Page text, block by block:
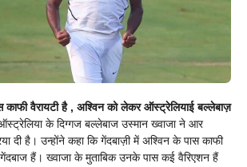
काफी वैरायटी है , अश्विन को लेकर ऑस्ट्रेलियाई बल्लेबाज़
के दिग्गज बल्लेबाज उस्मान ख्वाजा ने आर
दी है। उन्होंने कहा कि गेंदबाज़ी में अश्विन के पास काफी
हैं। ख्वाजा के मुताबिक उनके पास कई वैरिएशन हैं